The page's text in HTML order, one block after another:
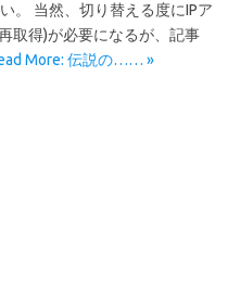
。 当然、切り替える度にIPア
取得)が必要になるが、記事
More: 伝説の…… »